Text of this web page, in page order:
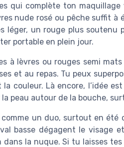
qui complète ton
nude rosé ou pêche suffit à
léger, un rouge plus soutenu
portable en plein jour.
à lèvres ou rouges semi
et au repas. Tu peux
couleur. Là encore, l’idée
peau autour de la bouche,
un duo, surtout en été
basse dégagent le visage
la nuque. Si tu laisses